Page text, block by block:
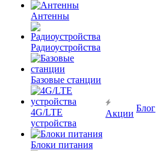
Антенны
Радиоустройства
Базовые станции
4G/LTE
устройства
Блоки питания
Акции
Блог